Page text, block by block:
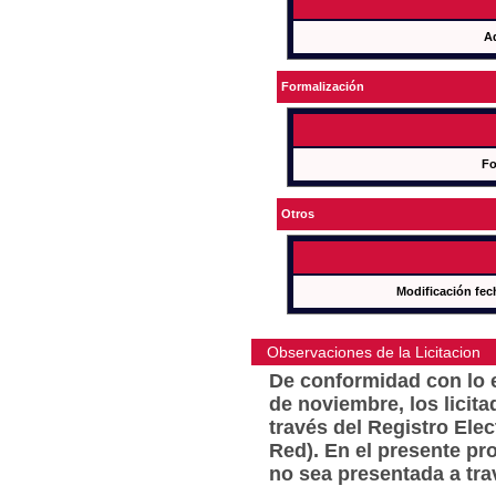
Formalización
Otros
Modificación
Observaciones de la Licitacion
De conformidad con lo
de noviembre, los
través del Registro
Red). En el presente
no sea presentada a